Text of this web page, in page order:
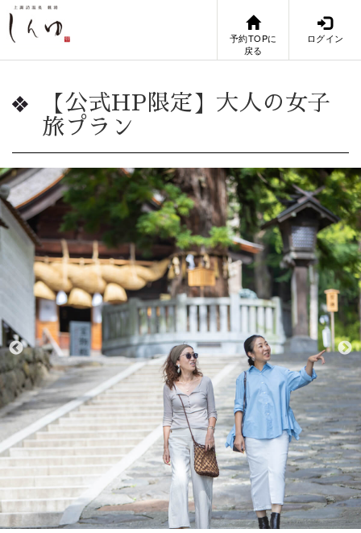
予約TOPに
戻る
ログイン
【公式HP限定】大人の女子
旅プラン